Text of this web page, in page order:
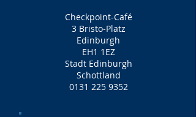
Checkpoint-Café
3 Bristo-Platz
Edinburgh
EH1 1EZ
Stadt Edinburgh
Schottland
0131 225 9352